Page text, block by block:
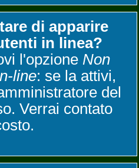
di apparire
in linea?
l'opzione Non
line: se la attivi,
del
Verrai contato